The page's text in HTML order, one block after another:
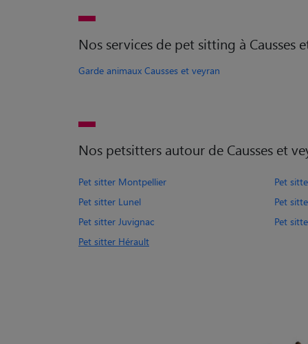
Nos services de pet sitting à Causses
Garde animaux Causses et veyran
Nos petsitters autour de Causses et
Pet sitter Montpellier
Pet
Pet sitter Lunel
Pet
Pet sitter Juvignac
Pet
Pet sitter Hérault